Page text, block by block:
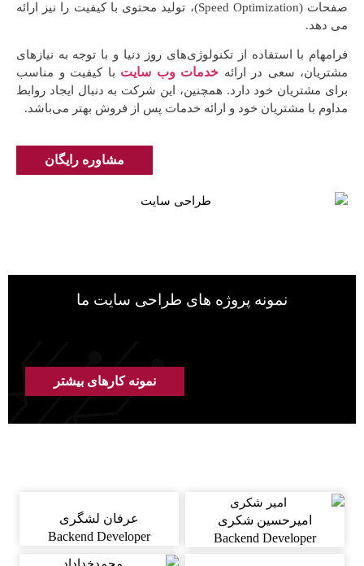
صفحات (Speed Optimization)، تولید محتوی با کیفیت را نیز ارائه
می دهد.
فرامهام با استفاده از تکنولوژی‌های روز دنیا و با توجه به نیازهای
مشتریان، سعی در ارائه خدمات وب سایت با کیفیت و مناسب
برای مشتریان خود دارد. همچنین، این شرکت به دنبال ایجاد روابط
مداوم با مشتریان خود و ارائه خدمات پس از فروش بهتر می‌باشد.
مشاوره رایگان
نمونه پروژه های طراحی سایت ما
نمونه کارهای بیشتر
امیرحسین شکری
Backend Developer
عرفان لشگری
Backend Developer